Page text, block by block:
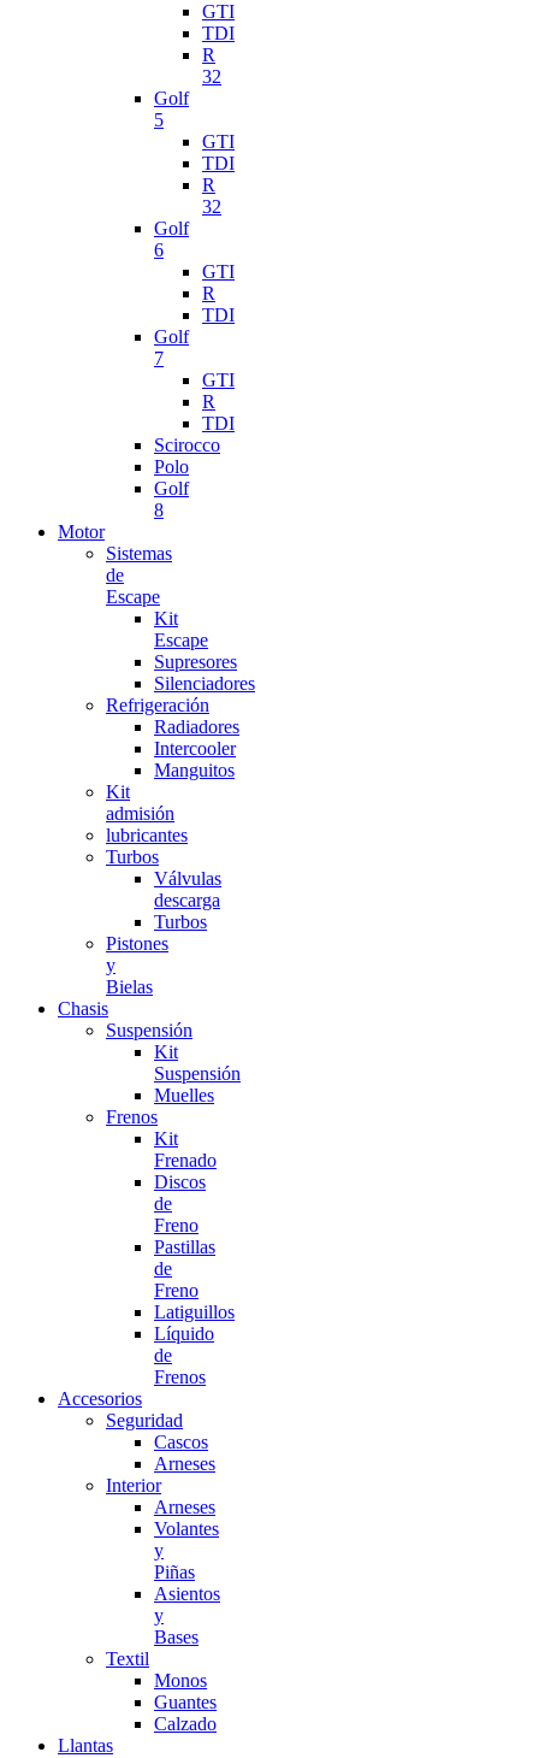
GTI
TDI
R
32
Golf
5
GTI
TDI
R
32
Golf
6
GTI
R
TDI
Golf
7
GTI
R
TDI
Scirocco
Polo
Golf
8
Motor
Sistemas
de
Escape
Kit
Escape
Supresores
Silenciadores
Refrigeración
Radiadores
Intercooler
Manguitos
Kit
admisión
lubricantes
Turbos
Válvulas
descarga
Turbos
Pistones
y
Bielas
Chasis
Suspensión
Kit
Suspensión
Muelles
Frenos
Kit
Frenado
Discos
de
Freno
Pastillas
de
Freno
Latiguillos
Líquido
de
Frenos
Accesorios
Seguridad
Cascos
Arneses
Interior
Arneses
Volantes
y
Piñas
Asientos
y
Bases
Textil
Monos
Guantes
Calzado
Llantas